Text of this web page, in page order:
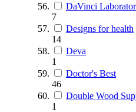
DaVinci
7
Designs for health
14
Deva
1
Doctor's Best
46
Double Wood
1